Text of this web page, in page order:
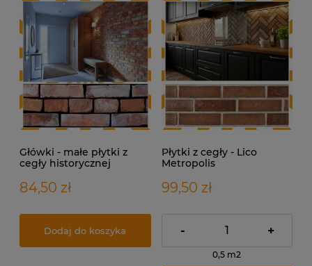
Główki - małe płytki z
cegły historycznej
84,50 zł
Dodaj do koszyka
Płytki z cegły - Lico
Metropolis
99,50 zł
- +
0,5 m2